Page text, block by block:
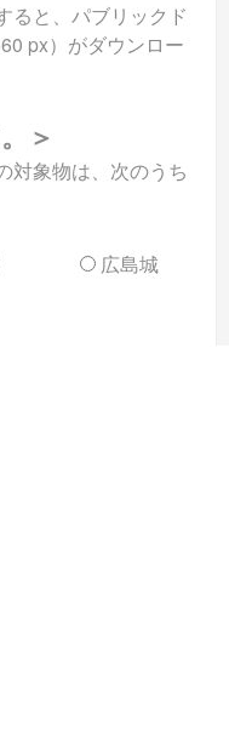
ると、パブリックド
px）がダウンロー
＞
対象物は、次のうち
広島城